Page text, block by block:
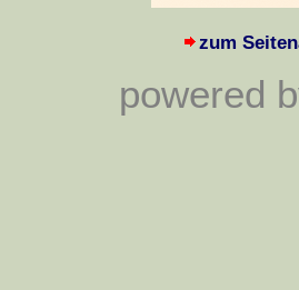
zum
powered